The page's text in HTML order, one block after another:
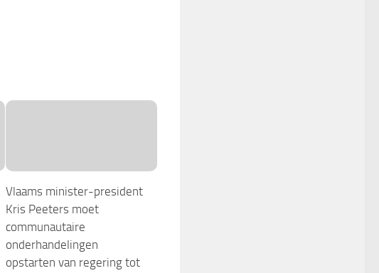
Vlaams minister-president
Kris Peeters moet
communautaire
onderhandelingen
opstarten van regering tot